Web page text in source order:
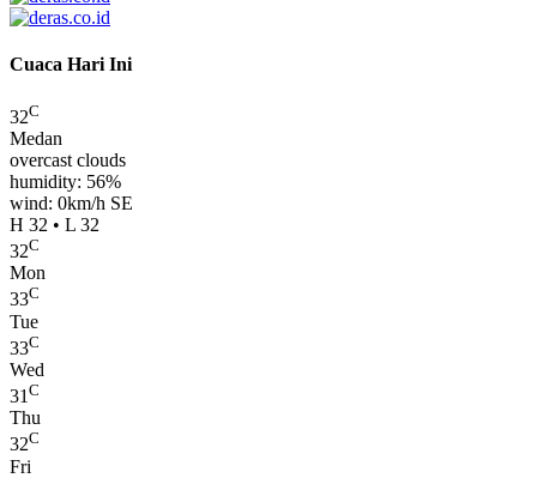
Cuaca Hari Ini
32C
Medan
overcast clouds
humidity: 56%
wind: 0km/h SE
H 32 • L 32
32C
Mon
33C
Tue
33C
Wed
31 C
Thu
32C
Fri